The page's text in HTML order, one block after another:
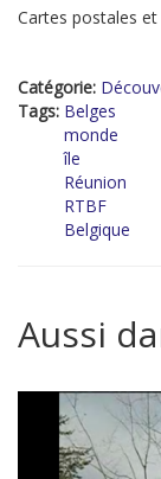
Cartes postales
Catégorie:
Tags: Belges
monde
île
Réunion
RTBF
Belgique
Aussi